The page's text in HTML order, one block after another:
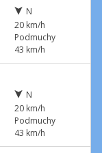
N
20 km/h
Podmuchy
43 km/h
N
20 km/h
Podmuchy
43 km/h